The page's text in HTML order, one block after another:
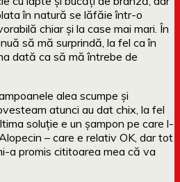
în natură se lăfăie într-o
chiar și la case mai mari. În
să mă surprindă, la fel ca în
dată ca să mă întrebe de
alea scumpe și
atunci au dat chix, la fel
soluție e un șampon pe care l-
– care e relativ OK, dar tot
a promis cititoarea mea că va